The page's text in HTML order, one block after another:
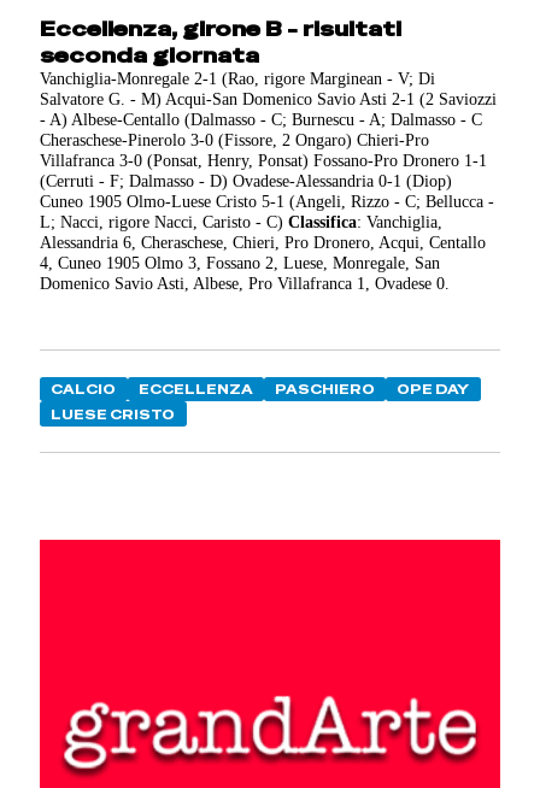
Eccellenza, girone B - risultati
seconda giornata
Vanchiglia-Monregale 2-1 (Rao, rigore Marginean - V; Di
Salvatore G. - M) Acqui-San Domenico Savio Asti 2-1 (2 Saviozzi
- A) Albese-Centallo (Dalmasso - C; Burnescu - A; Dalmasso - C
Cheraschese-Pinerolo 3-0 (Fissore, 2 Ongaro) Chieri-Pro
Villafranca 3-0 (Ponsat, Henry, Ponsat) Fossano-Pro Dronero 1-1
(Cerruti - F; Dalmasso - D) Ovadese-Alessandria 0-1 (Diop)
Cuneo 1905 Olmo-Luese Cristo 5-1 (Angeli, Rizzo - C; Bellucca -
L; Nacci, rigore Nacci, Caristo - C)Classifica: Vanchiglia,
Alessandria 6, Cheraschese, Chieri, Pro Dronero, Acqui, Centallo
4, Cuneo 1905 Olmo 3, Fossano 2, Luese, Monregale, San
Domenico Savio Asti, Albese, Pro Villafranca 1, Ovadese 0.
CALCIO ECCELLENZA PASCHIERO
OPE DAY
LUESE CRISTO